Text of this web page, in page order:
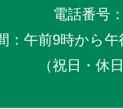
電話番号：
：午前9時から午
（祝日・休